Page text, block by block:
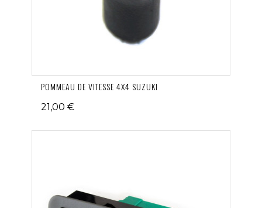
POMMEAU DE VITESSE 4X4 SUZUKI
21,00 €